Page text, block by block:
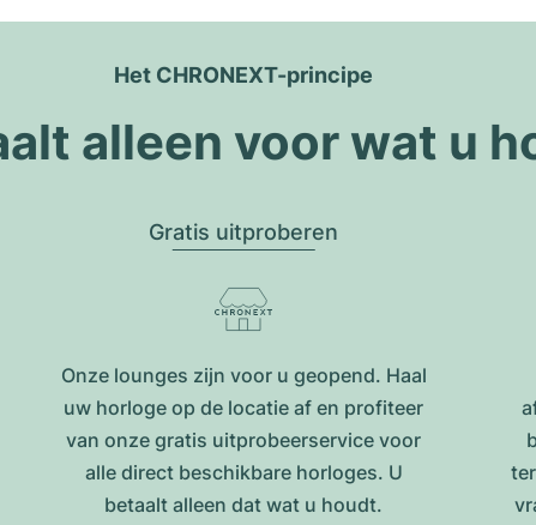
Het CHRONEXT-principe
alleen voor wat u
Gratis uitproberen
Onze lounges zijn voor u geopend. Haal
uw horloge op de locatie af en profiteer
van onze gratis uitprobeerservice voor
alle direct beschikbare horloges. U
betaalt alleen dat wat u houdt.